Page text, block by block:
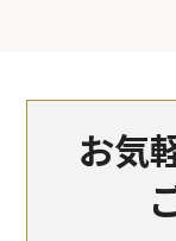
お気